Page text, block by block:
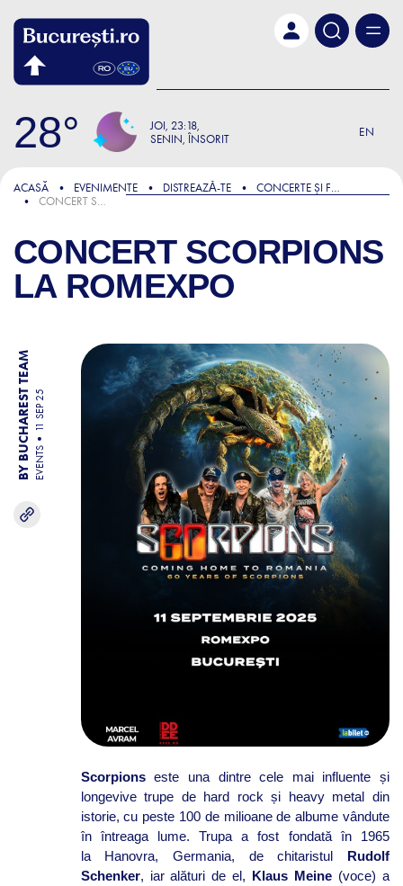
28 JOI 23:18
SENIN, ÎNSORIT
EN
ACASĂ EVENIMENTE DISTREAZǍ-TE
CONCERTE ȘI FESTIVALURI
CONCERT SCORPIONS LA ROMEXPO
CONCERT SCORPIONS
LA ROMEXPO
BY BUCHAREST TEAM EVENTS
11 SEP 25
Scorpionseste una dintre cele mai influente și
longevive trupe de hard rock și heavy metal din
istorie, cu peste 100 de milioane de albume vândute
în întreaga lume. Trupa a fost fondată în 1965
la Hanovra, Germania, de chitaristul Rudolf
Schenker, iar alături de el, Klaus Meine (voce) a